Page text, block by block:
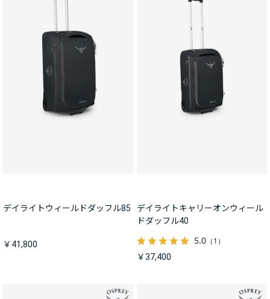
デイライトウィールドダッフル85
￥41,800
デイライトキャリーオンウィール
ドダッフル40
5.0（1）
￥37,400